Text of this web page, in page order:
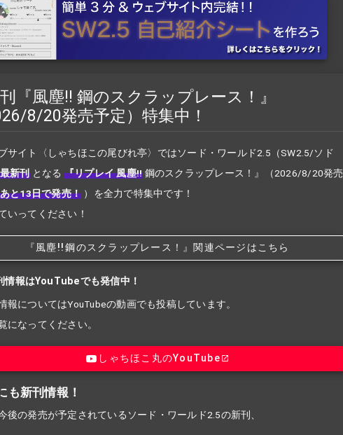
『風塵!! 鋼のスクラップレース！』
8/20発売予定）特集中！
サイト〈しゃちほこの尾びれ亭〉ではソード・ワールド2.5（SW2.5/ソド
最新刊 となる 『リプレイ 風塵!! 鋼のスクラップレース！』
（2026/8/20発売
あと13日で発売！ ）を全力で特集中です！
いってください！
『風塵!! 鋼のスクラップレース！』関連ページはこちら
情報はYouTubeでも発信中！
報についてはYouTubeの動画でも投稿しています。
になってください。
しゃちほこ丸のYouTube
も新刊情報！
後の発売が予定されているソード・ワールド2.5の新刊、